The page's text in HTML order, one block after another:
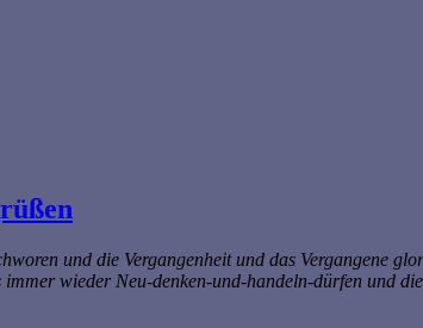
und die Vergangenheit und das Vergangene
wieder Neu-denken-und-handeln-dürfen und